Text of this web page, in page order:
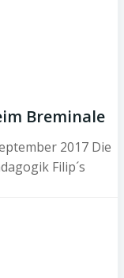
Breminale
2017 Die
Filip´s